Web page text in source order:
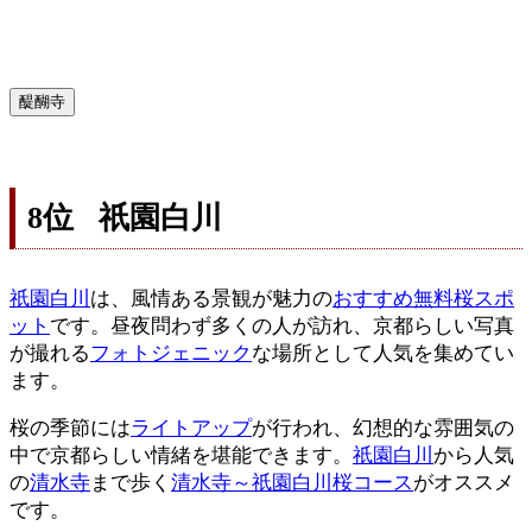
醍醐寺
8位 祇園白川
祇園白川 は、風情ある景観が魅力のおすすめ無料桜スポ
ット です。昼夜問わず多くの人が訪れ、京都らしい写真
が撮れるフォトジェニック な場所として人気を集めてい
ます。
桜の季節にはライトアップが行われ、幻想的な雰囲気の
中で京都らしい情緒を堪能できます。 祇園白川 から人気
の清水寺まで歩く 清水寺～祇園白川桜コース がオススメ
です。